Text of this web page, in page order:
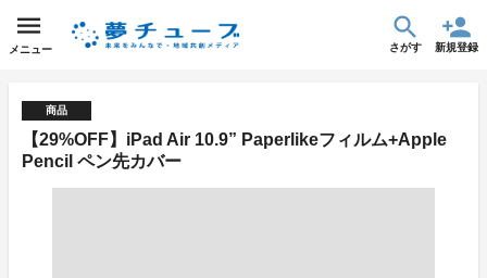
メニュー さがす 新規登録
商品
【29%OFF】iPad Air 10.9” Paperlikeフィルム+Apple
Pencil ペン先カバー